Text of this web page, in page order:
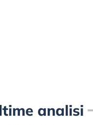
analisi